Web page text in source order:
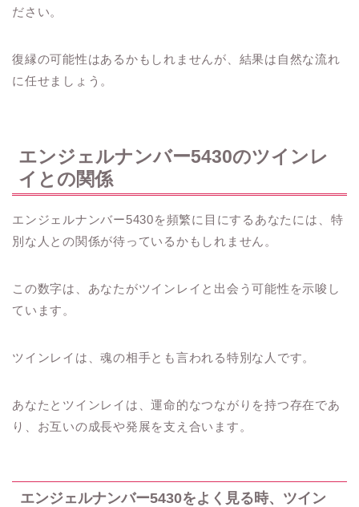
ださい。
復縁の可能性はあるかもしれませんが、結果は自然な流れ
に任せましょう。
エンジェルナンバー5430のツインレ
イとの関係
エンジェルナンバー5430を頻繁に目にするあなたには、特
別な人との関係が待っているかもしれません。
この数字は、あなたがツインレイと出会う可能性を示唆し
ています。
ツインレイは、魂の相手とも言われる特別な人です。
あなたとツインレイは、運命的なつながりを持つ存在であ
り、お互いの成長や発展を支え合います。
エンジェルナンバー5430をよく見る時、ツイン